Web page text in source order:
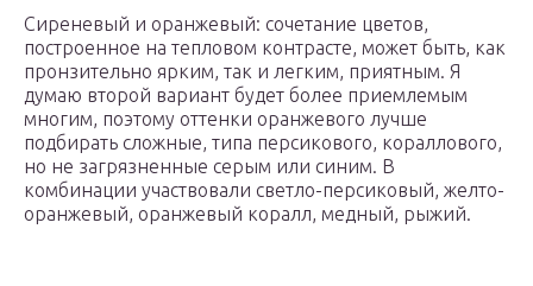
Сиреневый и оранжевый: сочетание цветов,
построенное на тепловом контрасте, может быть, как
пронзительно ярким, так и легким, приятным. Я
думаю второй вариант будет более приемлемым
многим, поэтому оттенки оранжевого лучше
подбирать сложные, типа персикового, кораллового,
но не загрязненные серым или синим. В
комбинации участвовали светло-персиковый, желто-
оранжевый, оранжевый коралл, медный, рыжий.